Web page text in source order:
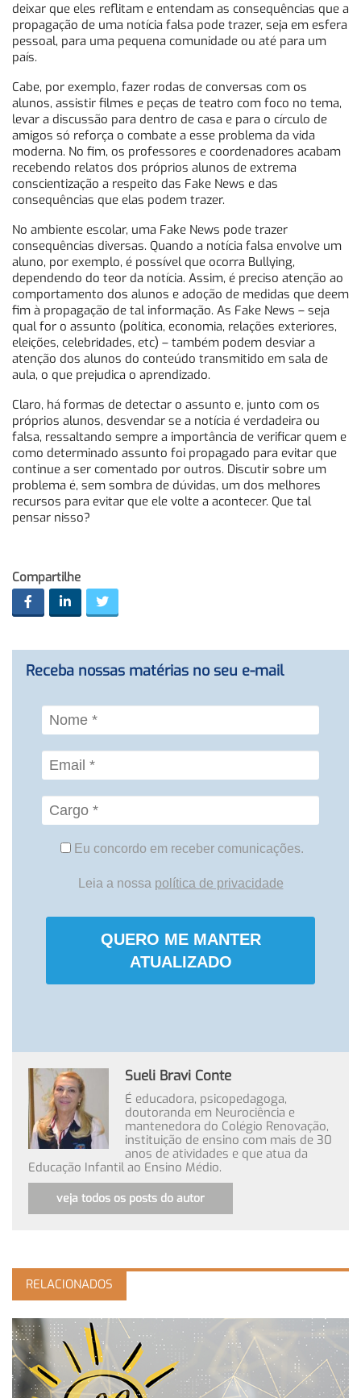
deixar que eles reflitam e entendam as consequências que a
propagação de uma notícia falsa pode trazer, seja em esfera
pessoal, para uma pequena comunidade ou até para um
país.
Cabe, por exemplo, fazer rodas de conversas com os
alunos, assistir filmes e peças de teatro com foco no tema,
levar a discussão para dentro de casa e para o círculo de
amigos só reforça o combate a esse problema da vida
moderna. No fim, os professores e coordenadores acabam
recebendo relatos dos próprios alunos de extrema
conscientização a respeito das Fake News e das
consequências que elas podem trazer.
No ambiente escolar, uma Fake News pode trazer
consequências diversas. Quando a notícia falsa envolve um
aluno, por exemplo, é possível que ocorra Bullying,
dependendo do teor da notícia. Assim, é preciso atenção ao
comportamento dos alunos e adoção de medidas que deem
fim à propagação de tal informação. As Fake News – seja
qual for o assunto (política, economia, relações exteriores,
eleições, celebridades, etc) – também podem desviar a
atenção dos alunos do conteúdo transmitido em sala de
aula, o que prejudica o aprendizado.
Claro, há formas de detectar o assunto e, junto com os
próprios alunos, desvendar se a notícia é verdadeira ou
falsa, ressaltando sempre a importância de verificar quem e
como determinado assunto foi propagado para evitar que
continue a ser comentado por outros. Discutir sobre um
problema é, sem sombra de dúvidas, um dos melhores
recursos para evitar que ele volte a acontecer. Que tal
pensar nisso?
Compartilhe
Receba nossas matérias no seu e-mail
Eu concordo em receber comunicações.
Leia a nossa política de privacidade
QUERO ME MANTER
ATUALIZADO
Sueli Bravi Conte
É educadora, psicopedagoga,
doutoranda em Neurociência e
mantenedora do Colégio Renovação,
instituição de ensino com mais de 30
anos de atividades e que atua da
Educação Infantil ao Ensino Médio.
veja todos os posts do autor
RELACIONADOS